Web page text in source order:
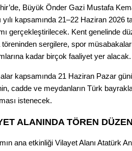
Büyük Önder Gazi Mustafa
yılı kapsamında 21–22 Haziran
gerçekleştirilecek. Kent genelinde
sergilere, spor
kadar birçok faaliyet yer alacak.
kapsamında 21 Haziran Pazar
cadde ve meydanların Türk
istenecek.
ALANINDA TÖREN
ana etkinliği Vilayet Alanı Atatürk